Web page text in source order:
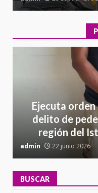
Ejecuta orden
delito de
región del
admin 22 junio 2026
BUSCAR